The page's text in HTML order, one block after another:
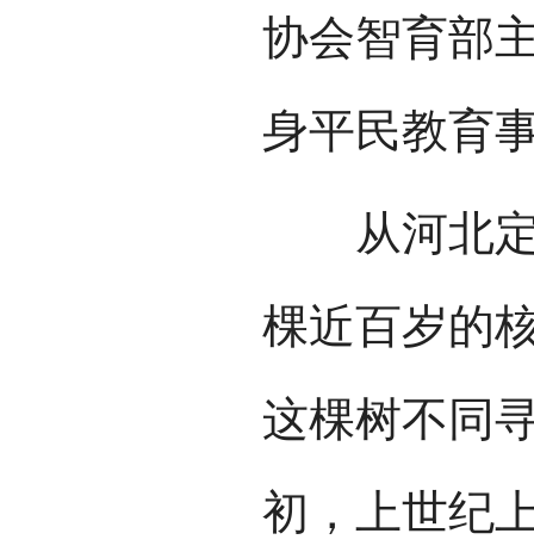
协会智育部
身平民教育
从河北定
棵近百岁的
这棵树不同
初，上世纪